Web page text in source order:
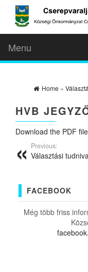
Menu
Home »
HVB
Download the PDF
Previous:
Választási
FACEBOOK
Még több friss